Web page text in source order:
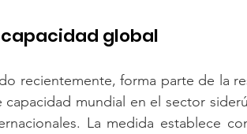
capacidad global
recientemente, forma parte de la
mundial en el sector
La medida establece